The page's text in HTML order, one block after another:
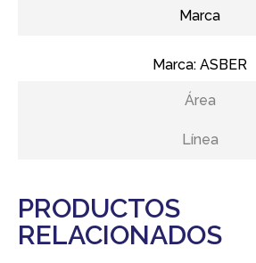
Marca
Marca: ASBER
Área
Línea
PRODUCTOS
RELACIONADOS